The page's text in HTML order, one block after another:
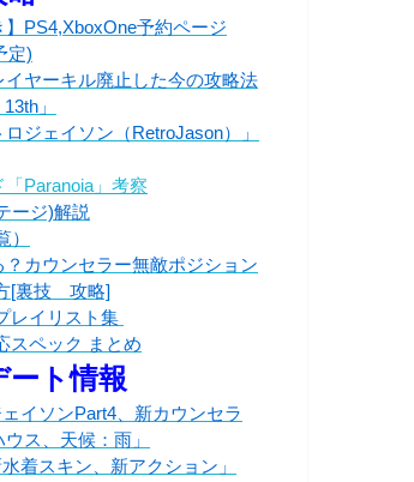
】PS4,XboxOne予約ページ
定)
イヤーキル廃止した今の攻略法
」
ロジェイソン（RetroJason）」
「Paranoia」考察
ージ)解説
）
？カウンセラー無敵ポジション
[裏技 攻略]
レイリスト集
スペック まとめ
ート情報
ェイソンPart4、新カウンセラ
ス、天候：雨」
水着スキン、新アクション」